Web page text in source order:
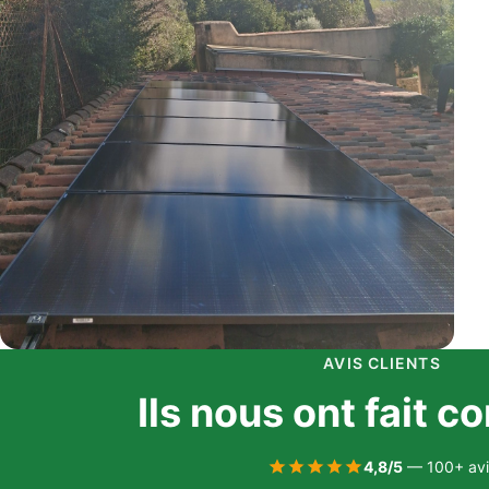
AVIS CLIENTS
Ils nous ont fait
4,8/5— 100+